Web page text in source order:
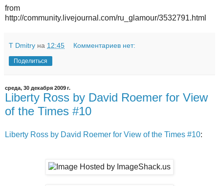
from
http://community.livejournal.com/ru_glamour/3532791.html
T Dmitry на 12:45 Комментариев нет:
Поделиться
среда, 30 декабря 2009 г.
Liberty Ross by David Roemer for View
of the Times #10
Liberty Ross by David Roemer for View of the Times #10: